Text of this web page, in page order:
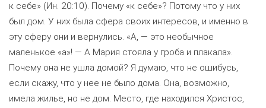
к себе» (Ин. 20:10). Почему «к себе»? Потому что у них
был дом. У них была сфера своих интересов, и именно в
эту сферу они и вернулись. «А, — это необычное
маленькое «а»! — А Мария стояла у гроба и плакала».
Почему она не ушла домой? Я думаю, что не ошибусь,
если скажу, что у нее не было дома. Она, возможно,
имела жилье, но не дом. Место, где находился Христос,